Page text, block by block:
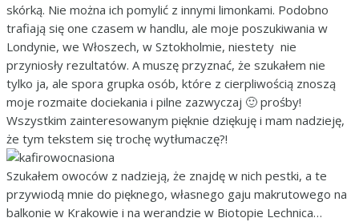
skórką. Nie można ich pomylić z innymi limonkami. Podobno
trafiają się one czasem w handlu, ale moje poszukiwania w
Londynie, we Włoszech, w Sztokholmie, niestety nie
przyniosły rezultatów. A muszę przyznać, że szukałem nie
tylko ja, ale spora grupka osób, które z cierpliwością znoszą
moje rozmaite dociekania i pilne zazwyczaj 🙂 prośby!
Wszystkim zainteresowanym pięknie dziękuję i mam nadzieję,
że tym tekstem się trochę wytłumaczę?!
Szukałem owoców z nadzieją, że znajdę w nich pestki, a te
przywiodą mnie do pięknego, własnego gaju makrutowego na
balkonie w Krakowie i na werandzie w Biotopie Lechnica…